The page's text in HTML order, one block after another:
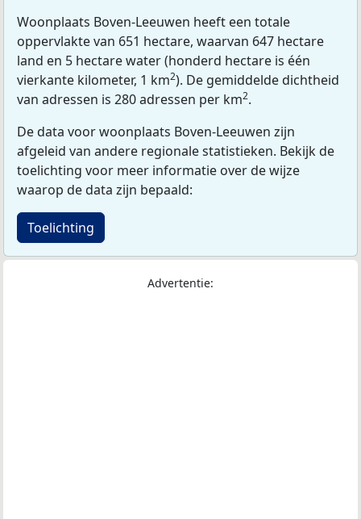
Woonplaats Boven-Leeuwen heeft een totale
oppervlakte van 651 hectare, waarvan 647 hectare
land en 5 hectare water (honderd hectare is één
vierkante kilometer, 1 km2). De gemiddelde dichtheid
van adressen is 280 adressen per km2.
De data voor woonplaats Boven-Leeuwen zijn
afgeleid van andere regionale statistieken. Bekijk de
toelichting voor meer informatie over de wijze
waarop de data zijn bepaald:
Toelichting
Advertentie: